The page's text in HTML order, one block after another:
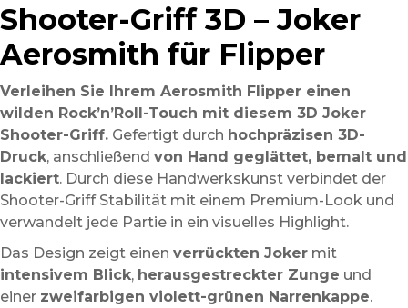
Shooter-Griff 3D – Joker
Aerosmith für Flipper
Verleihen Sie Ihrem Aerosmith Flipper einen
wilden Rock’n’Roll-Touch mit diesem 3D Joker
Shooter-Griff. Gefertigt durch hochpräzisen 3D-
Druck, anschließend von Hand geglättet, bemalt und
lackiert. Durch diese Handwerkskunst verbindet der
Shooter-Griff Stabilität mit einem Premium-Look und
verwandelt jede Partie in ein visuelles Highlight.
Das Design zeigt einen verrückten Joker mit
intensivem Blick, herausgestreckter Zunge und
einer zweifarbigen violett-grünen Narrenkappe.